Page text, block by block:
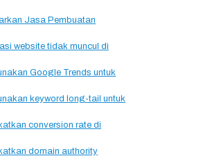
Jasa Pembuatan
website tidak muncul di
Google Trends untuk
keyword long-tail untuk
conversion rate di
domain authority